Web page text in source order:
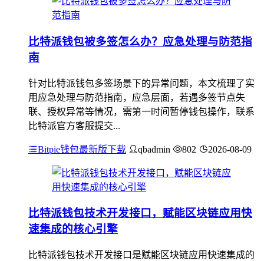
比特派钱包被多签怎么办？应急处理与防范指
南
针对比特派钱包多签场景下的异常问题，本文梳理了实
用应急处理与防范指南，应急层面，若遇多签节点失
联、授权异常等情况，需第一时间暂停钱包操作，联系
比特派官方客服提交...
Bitpie钱包最新版下载 qbadmin 802 2026-08-09
比特派钱包技术开发接口，赋能区块链应用快
速集成的核心引擎
比特派钱包技术开发接口是赋能区块链应用快速集成的